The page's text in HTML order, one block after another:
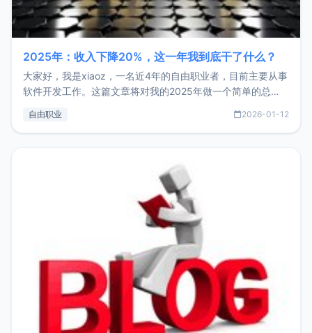
2025年：收入下降20%，这一年我到底干了什么？
大家好，我是xiaoz，一名近4年的自由职业者，目前主要从事
软件开发工作。这篇文章将对我的2025年做一个简单的总
收入下降20%，但却过得很充实，2026年不求突破，但求保
自由职业 2026-01-12